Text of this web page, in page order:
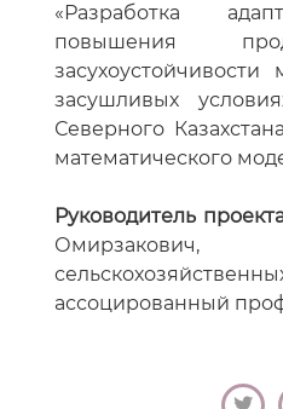
«Разработка
повышения
засушливых
Северного
математического
Руководитель
ассоцированный